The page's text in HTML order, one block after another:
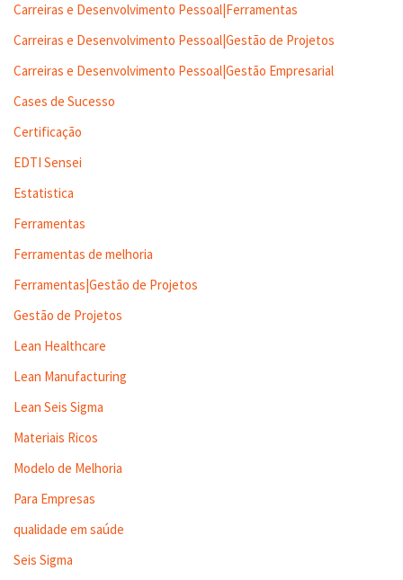
Carreiras e Desenvolvimento Pessoal|Ferramentas
Carreiras e Desenvolvimento Pessoal|Gestão de Projetos
Carreiras e Desenvolvimento Pessoal|Gestão Empresarial
Cases de Sucesso
Certificação
EDTI Sensei
Estatistica
Ferramentas
Ferramentas de melhoria
Ferramentas|Gestão de Projetos
Gestão de Projetos
Lean Healthcare
Lean Manufacturing
Lean Seis Sigma
Materiais Ricos
Modelo de Melhoria
Para Empresas
qualidade em saúde
Seis Sigma